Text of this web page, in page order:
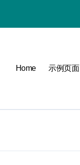
Home 示例页面